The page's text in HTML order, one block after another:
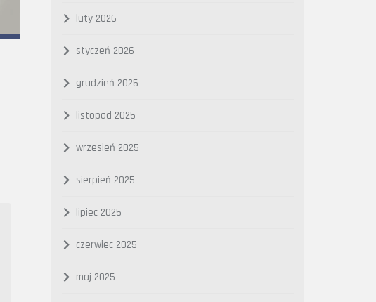
luty 2026
styczeń 2026
grudzień 2025
listopad 2025
wrzesień 2025
sierpień 2025
lipiec 2025
czerwiec 2025
maj 2025